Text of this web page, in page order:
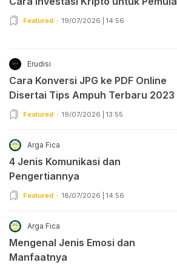
Featured 19/07/2026 | 14:56
Erudisi
Cara Konversi JPG ke PDF Online
Disertai Tips Ampuh Terbaru 2023
Featured 19/07/2026 | 13:55
Arga Fica
4 Jenis Komunikasi dan
Pengertiannya
Featured 18/07/2026 | 14:56
Arga Fica
Mengenal Jenis Emosi dan
Manfaatnya